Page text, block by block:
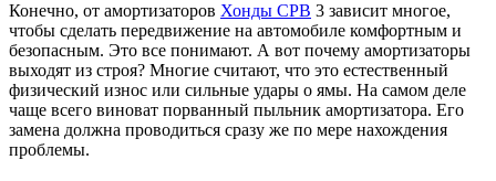
Конечно, от амортизаторов Хонды СРВ 3 зависит многое,
чтобы сделать передвижение на автомобиле комфортным и
безопасным. Это все понимают. А вот почему амортизаторы
выходят из строя? Многие считают, что это естественный
физический износ или сильные удары о ямы. На самом деле
чаще всего виноват порванный пыльник амортизатора. Его
замена должна проводиться сразу же по мере нахождения
проблемы.